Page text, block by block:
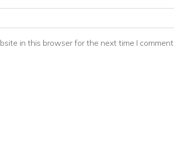
in this browser for the next time I comment